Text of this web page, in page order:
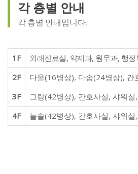
각 층별 안내
각 층별 안내입니다.
1F
외래진료실, 약제과, 원무과, 행
2F
다울(16병상), 다솜(24병상), 간
3F
그랑(42병상), 간호사실, 샤워
4F
늘솔(42병상), 간호사실, 샤워